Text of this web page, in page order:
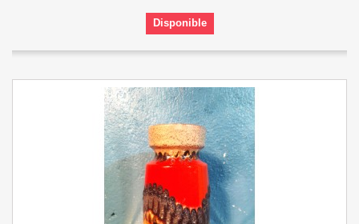
Disponible